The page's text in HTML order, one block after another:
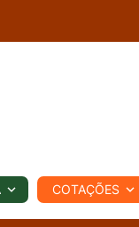
REGIONAL
COTAÇÕES